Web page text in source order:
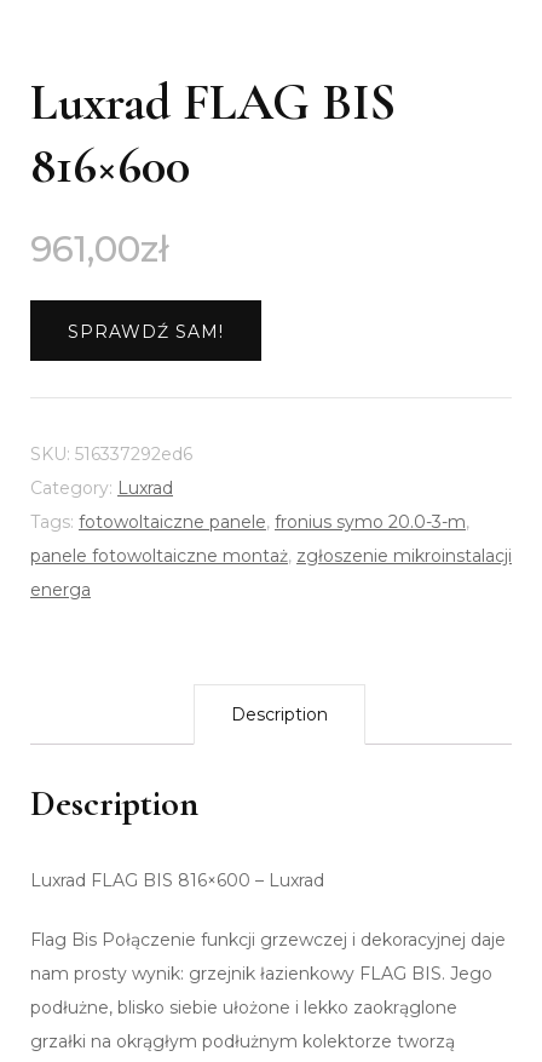
Luxrad FLAG BIS
816×600
961,00zł
SPRAWDŹ SAM!
SKU: 516337292ed6
Category: Luxrad
Tags: fotowoltaiczne panele, fronius symo 20.0-3-m,
panele fotowoltaiczne montaż, zgłoszenie mikroinstalacji
energa
Description
Description
Luxrad FLAG BIS 816×600 – Luxrad
Flag Bis Połączenie funkcji grzewczej i dekoracyjnej daje
nam prosty wynik: grzejnik łazienkowy FLAG BIS. Jego
podłużne, blisko siebie ułożone i lekko zaokrąglone
grzałki na okrągłym podłużnym kolektorze tworzą